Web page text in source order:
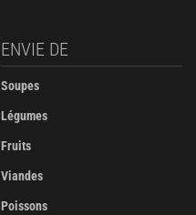
ENVIE DE
Soupes
Légumes
Fruits
Viandes
Poissons